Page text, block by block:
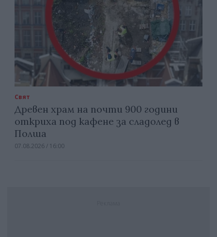
Свят
Древен храм на почти 900 години
откриха под кафене за сладолед в
Полша
07.08.2026 / 16:00